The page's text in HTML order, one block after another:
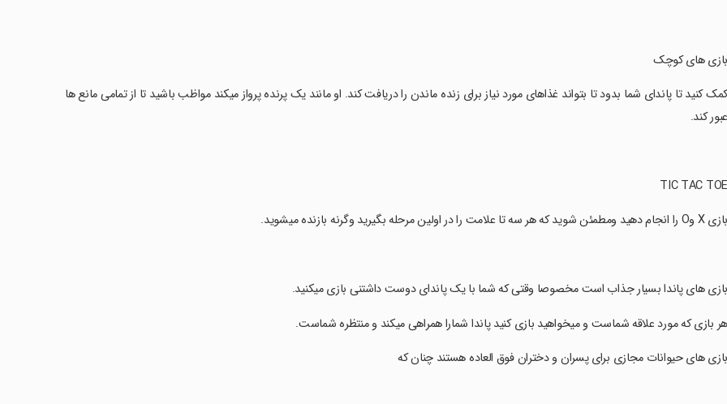
‏بازی های کوچک
‏کمک کنید تا پاندای شما بدود تا بتواند غذاهای مورد نیاز برای زنده ماندن را دریافت کند. او مانند یک پرنده پرواز میکند مواظب باشید تا از تمامی مانع ها
عبور کند.
‏بازی X وO را انجام دهید و‌مطمئن شوید که هر سه تا علامت را در اولین مرحله بگیرید وگرنه بازنده میشوید.
‏بازی های پاندا بسیار جذاب است مخصوصا وقتی که شما با یک پاندای دوست داشتنی بازی میکنید.
‏هر بازی که مورد علاقه شماست و میخواهید بازی کنید پاندا شمارا همراهی میکند و منتظره شماست.
‏بازی های حیوانات مجازی برای پسران و دختران فوق العاده هستند چنان که